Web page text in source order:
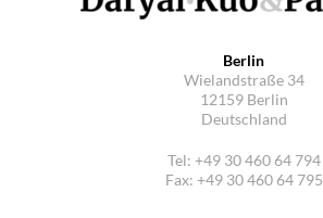
Berlin
Wielandstraße 34
12159 Berlin
Deutschland
Tel: +49 30 460 64 794
Fax: +49 30 460 64 795